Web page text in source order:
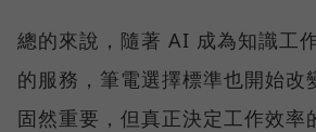
總的來說，隨著 AI 成為知識工
的服務，筆電選擇標準也開始改
固然重要，但真正決定工作效率